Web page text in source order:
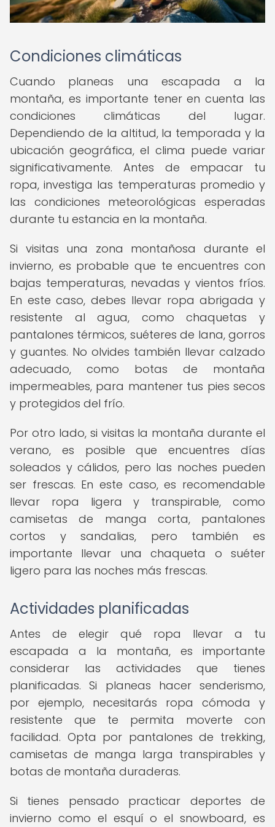
Condiciones climáticas
Cuando planeas una escapada a la
montaña, es importante tener en cuenta las
condiciones climáticas del lugar.
Dependiendo de la altitud, la temporada y la
ubicación geográfica, el clima puede variar
significativamente. Antes de empacar tu
ropa, investiga las temperaturas promedio y
las condiciones meteorológicas esperadas
durante tu estancia en la montaña.
Si visitas una zona montañosa durante el
invierno, es probable que te encuentres con
bajas temperaturas, nevadas y vientos fríos.
En este caso, debes llevar ropa abrigada y
resistente al agua, como chaquetas y
pantalones térmicos, suéteres de lana, gorros
y guantes. No olvides también llevar calzado
adecuado, como botas de montaña
impermeables, para mantener tus pies secos
y protegidos del frío.
Por otro lado, si visitas la montaña durante el
verano, es posible que encuentres días
soleados y cálidos, pero las noches pueden
ser frescas. En este caso, es recomendable
llevar ropa ligera y transpirable, como
camisetas de manga corta, pantalones
cortos y sandalias, pero también es
importante llevar una chaqueta o suéter
ligero para las noches más frescas.
Actividades planificadas
Antes de elegir qué ropa llevar a tu
escapada a la montaña, es importante
considerar las actividades que tienes
planificadas. Si planeas hacer senderismo,
por ejemplo, necesitarás ropa cómoda y
resistente que te permita moverte con
facilidad. Opta por pantalones de trekking,
camisetas de manga larga transpirables y
botas de montaña duraderas.
Si tienes pensado practicar deportes de
invierno como el esquí o el snowboard, es